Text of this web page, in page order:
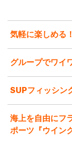
気軽に楽しめる
グループでワイ
SUPフィッシン
海上を自由にフ
ポーツ『ウイ